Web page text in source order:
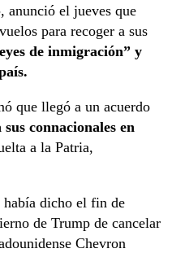
anunció el jueves que
para recoger a sus
de inmigración” y
que llegó a un acuerdo
connacionales en
a la Patria,
dicho el fin de
de Trump de cancelar
Chevron